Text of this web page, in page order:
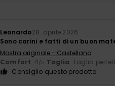
Leonardo28. aprile 2026
Sono carini e fatti di un buon
Mostra originale - Castellano
Comfort: 4/5 Taglia: Taglia
Consiglio questo prodotto